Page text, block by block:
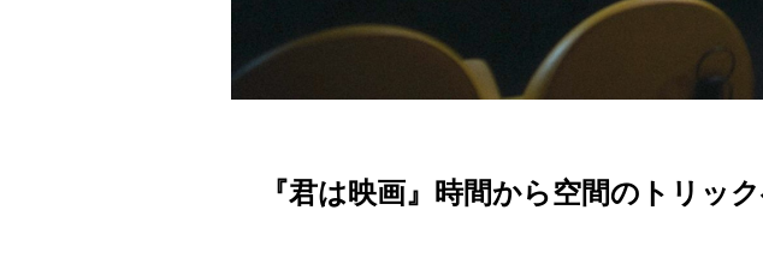
『君は映画』時間から空間のトリッ